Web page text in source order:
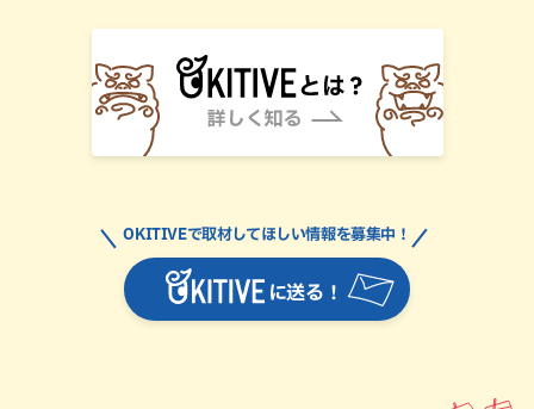
に送る！
OKITIVEで取材してほしい情報を募集中！